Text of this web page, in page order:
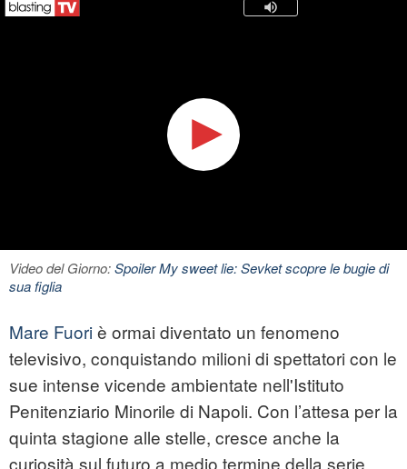
Video del Giorno:Spoiler My sweet lie: Sevket scopre le bugie di
sua figlia
Mare Fuoriè ormai diventato un fenomeno
televisivo, conquistando milioni di spettatori con le
sue intense vicende ambientate nell'Istituto
Penitenziario Minorile di Napoli. Con l’attesa per la
quinta stagione alle stelle, cresce anche la
curiosità sul futuro a medio termine della serie,